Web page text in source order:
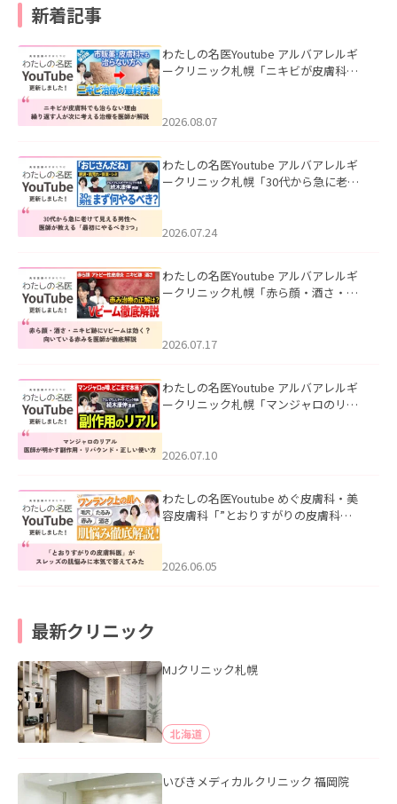
新着記事
わたしの名医Youtube アルバアレルギ
ークリニック札幌「ニキビが皮膚科で
ました。
2026.08.07
わたしの名医Youtube アルバアレルギ
ークリニック札幌「30代から急に老け
た。
2026.07.24
わたしの名医Youtube アルバアレルギ
ークリニック札幌「赤ら顔・酒さ・ニ
した。
2026.07.17
わたしの名医Youtube アルバアレルギ
ークリニック札幌「マンジャロのリア
た。
2026.07.10
わたしの名医Youtube めぐ皮膚科・美
容皮膚科「”とおりすがりの皮膚科
2026.06.05
最新クリニック
MJクリニック札幌
北海道
いびきメディカルクリニック 福岡院